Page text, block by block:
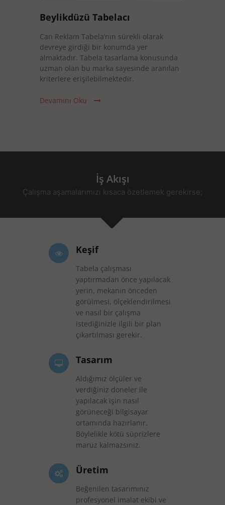
Beylikdüzü Tabelacı
Can Reklam Tabela’nın sürekli olarak
devreye girdiği bir konumda yer
almaktadır. Tabela tasarlama konusunda
uzman olan bu marka sayesinde aranılan
kriterlere erişilebilmektedir.
Devamını Oku
İş Akışı
Çalışma aşamalarımızı kısaca özetlemek gerekirse;
Keşif
Tabela çalışması
yaptırmadan önce yapılacak
yerin, mekanın önceden
görülmesi, ölçeklendirilmesi
ve nasıl bir çalışma
istediğinizle ilgili bir plan
çıkartılması gerekir.
Tasarım
Aldığımız ölçüler ve
verdiğiniz doneler ile
yapılacak işin nasıl
görüneceği bilgisayar
ortamında hazırlanır.
Böylelikle kötü süprizlere
maruz kalmazsınız.
Üretim
Beğenilen tasarımınız
profesyonel imalat ekibi ve